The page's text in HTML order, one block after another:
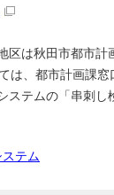
は秋田市都市計
は、都市計画課窓
ステムの「串刺し
テム